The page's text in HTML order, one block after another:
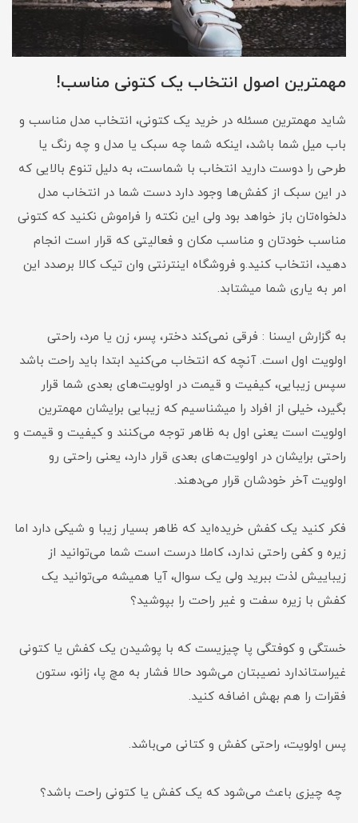
مهمترین اصول انتخاب یک کتونی مناسب!
شاید مهمترین مسئله در خرید یک کتونی، انتخاب مدل مناسب و
باب میل شما باشد، اینکه شما چه سبک یا مدل و چه رنگ یا
طرحی را دوست دارید انتخاب با شماست، به دلیل تنوع بالایی که
در این سبک از کفش‌ها وجود دارد دست شما در انتخاب مدل
دلخواه‌تان باز خواهد بود ولی این نکته را فراموش نکنید که کتونی
مناسب خودتان و مناسب مکان و فعالیتی که قرار است انجام
دهید، انتخاب کنید.و فروشگاه اینترنتی وان تیک کالا برصدد این
امر به یاری شما میشتابد.
به گزارش ایسنا : فرقی نمی‌کند دختر، پسر، زن یا مرد، راحتی
اولویت اول است. آنچه که انتخاب می‌کنید ابتدا باید راحت باشد
سپس زیبایی، کیفیت و قیمت در اولویت‌های بعدی شما قرار
بگیرد، خیلی از افراد را میشناسیم که زیبایی برایشان مهمترین
اولویت است یعنی اول به ظاهر توجه می‌کنند و کیفیت و قیمت و
راحتی برایشان در اولویت‌های بعدی قرار دارد، یعنی راحتی رو
اولویت آخر خودشان قرار می‌دهند.
فکر کنید یک کفش خریده‌اید که ظاهر بسیار زیبا و شیکی دارد اما
زیره و کفی راحتی ندارد، کاملا درست است شما می‌توانید از
زیباییش لذت ببرید ولی یک سوال، آیا همیشه می‌توانید یک
کفش با زیره سفت و غیر راحت را بپوشید؟
خستگی و کوفتگی پا چیزیست که با پوشیدن یک کفش یا کتونی
غیراستاندارد نصیبتان می‌شود حالا فشار به مچ پا، زانو، ستون
فقرات را هم بهش اضافه کنید.
پس اولویت، راحتی کفش و کتانی می‌باشد.
چه چیزی باعث می‌شود که یک کفش یا کتونی راحت باشد؟